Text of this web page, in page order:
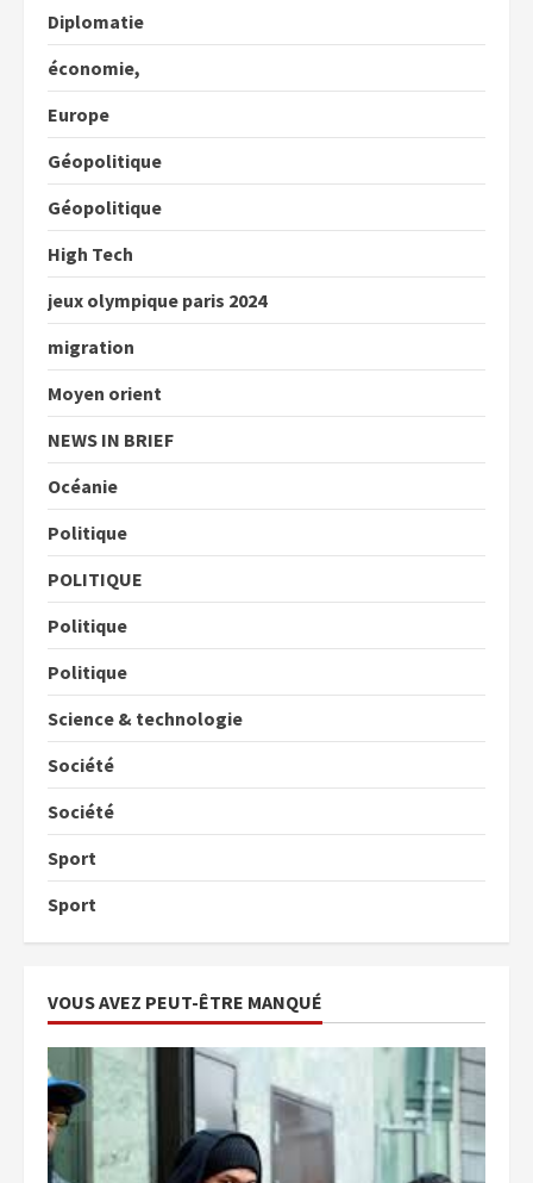
Diplomatie
économie,
Europe
Géopolitique
Géopolitique
High Tech
jeux olympique paris 2024
migration
Moyen orient
NEWS IN BRIEF
Océanie
Politique
POLITIQUE
Politique
Politique
Science & technologie
Société
Société
Sport
Sport
VOUS AVEZ PEUT-ÊTRE MANQUÉ